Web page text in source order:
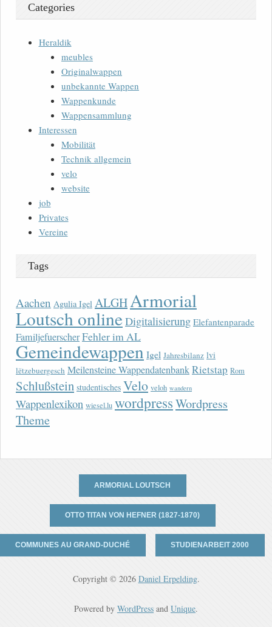
Categories
Heraldik
meubles
Originalwappen
unbekannte Wappen
Wappenkunde
Wappensammlung
Interessen
Mobilität
Technik allgemein
velo
website
job
Privates
Vereine
Tags
Aachen Agulia Igel ALGH Armorial
Loutsch onlineDigitalisierung Elefantenparade
FamiljefuerscherFehler im AL
Gemeindewappen Igel Jahresbilanz lvi
lëtzebuergesch Meilensteine WappendatenbankRietstap Rom
Schlußstein studentisches Velo veloh wandern
Wappenlexikon wiesel.lu wordpressWordpress
Theme
ARMORIAL LOUTSCH
OTTO TITAN VON HEFNER (1827-1870)
COMMUNES AU GRAND-DUCHÉ STUDIENARBEIT 2000
Copyright © 2026 Daniel Erpelding.
Powered by WordPress and Unique.